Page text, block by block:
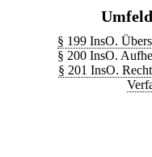
§ 199 InsO.
§ 200 InsO.
§ 201 InsO.